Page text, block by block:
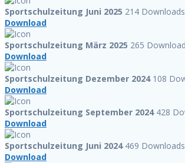
Sportschulzeitung Juni 2025 214 Downloads
Download
Sportschulzeitung März 2025 265
Download
Sportschulzeitung Dezember 2024 108
Download
Sportschulzeitung September 2024 428
Download
Sportschulzeitung Juni 2024 469 Downloads
Download